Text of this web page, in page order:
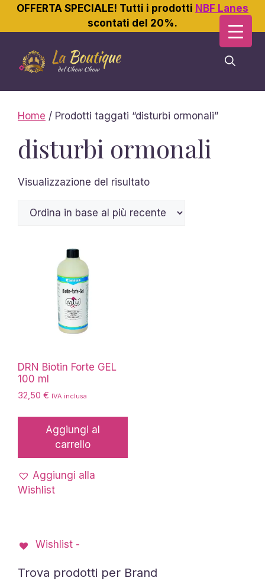
OFFERTA SPECIALE! Tutti i prodotti NBF Lanes
scontati del 20%.
contenuto
Home / Prodotti taggati “disturbi ormonali”
disturbi ormonali
Visualizzazione del risultato
DRN Biotin Forte GEL
100 ml
32,50 € IVA inclusa
Aggiungi al
carrello
Aggiungi alla
Wishlist
Wishlist -
Trova prodotti per Brand